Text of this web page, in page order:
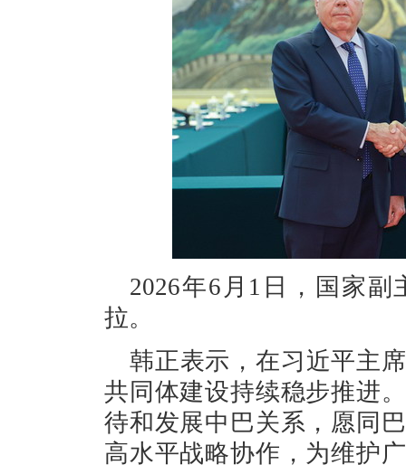
2026年6月1日，国家
拉。
韩正表示，在习近平主
共同体建设持续稳步推进
待和发展中巴关系，愿同
高水平战略协作，为维护